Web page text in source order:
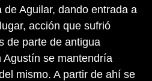
Aguilar, dando entrada a
acción que sufrió
de parte de antigua
Agustín se mantendría
mismo. A partir de ahí se